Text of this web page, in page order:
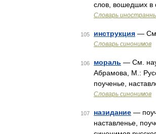
слов, вошедших в
Словарь
105 инструкция — См
Словарь синонимов
106 мораль — См.
Абрамова, М.:
поученье,
Словарь синонимов
107 назидание —
наставленье,